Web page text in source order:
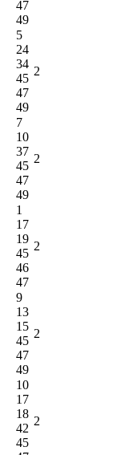
47
49
5
24
34
45
47
49
2
7
10
37
45
47
49
2
1
17
19
45
46
47
2
9
13
15
45
47
49
2
10
17
18
42
45
2